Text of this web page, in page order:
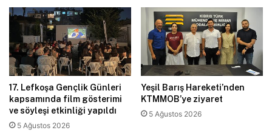
17. Lefkoşa Gençlik Günleri
kapsamında film gösterimi
ve söyleşi etkinliği yapıldı
5 Ağustos 2026
Yeşil Barış Hareketi’nden
KTMMOB’ye ziyaret
5 Ağustos 2026